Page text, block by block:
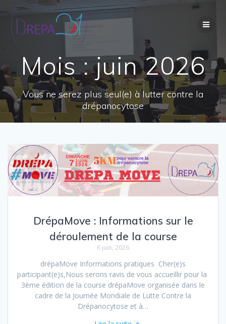
Passer
Mois :juin 2026
Vous ne serez plus seul(e) à lutter contre la
drépanocytose
DrépaMove : Informations sur le
déroulement de la course
6 juin, 2026
drépaMove Informations pratiques Cher(e)s
participant(e)s,Nous serons ravis de vous accueillir pour la
3ème édition de la course drépaMove organisée dans le
cadre de la Journée Mondiale de Lutte Contre la
Drépanocytose et à…